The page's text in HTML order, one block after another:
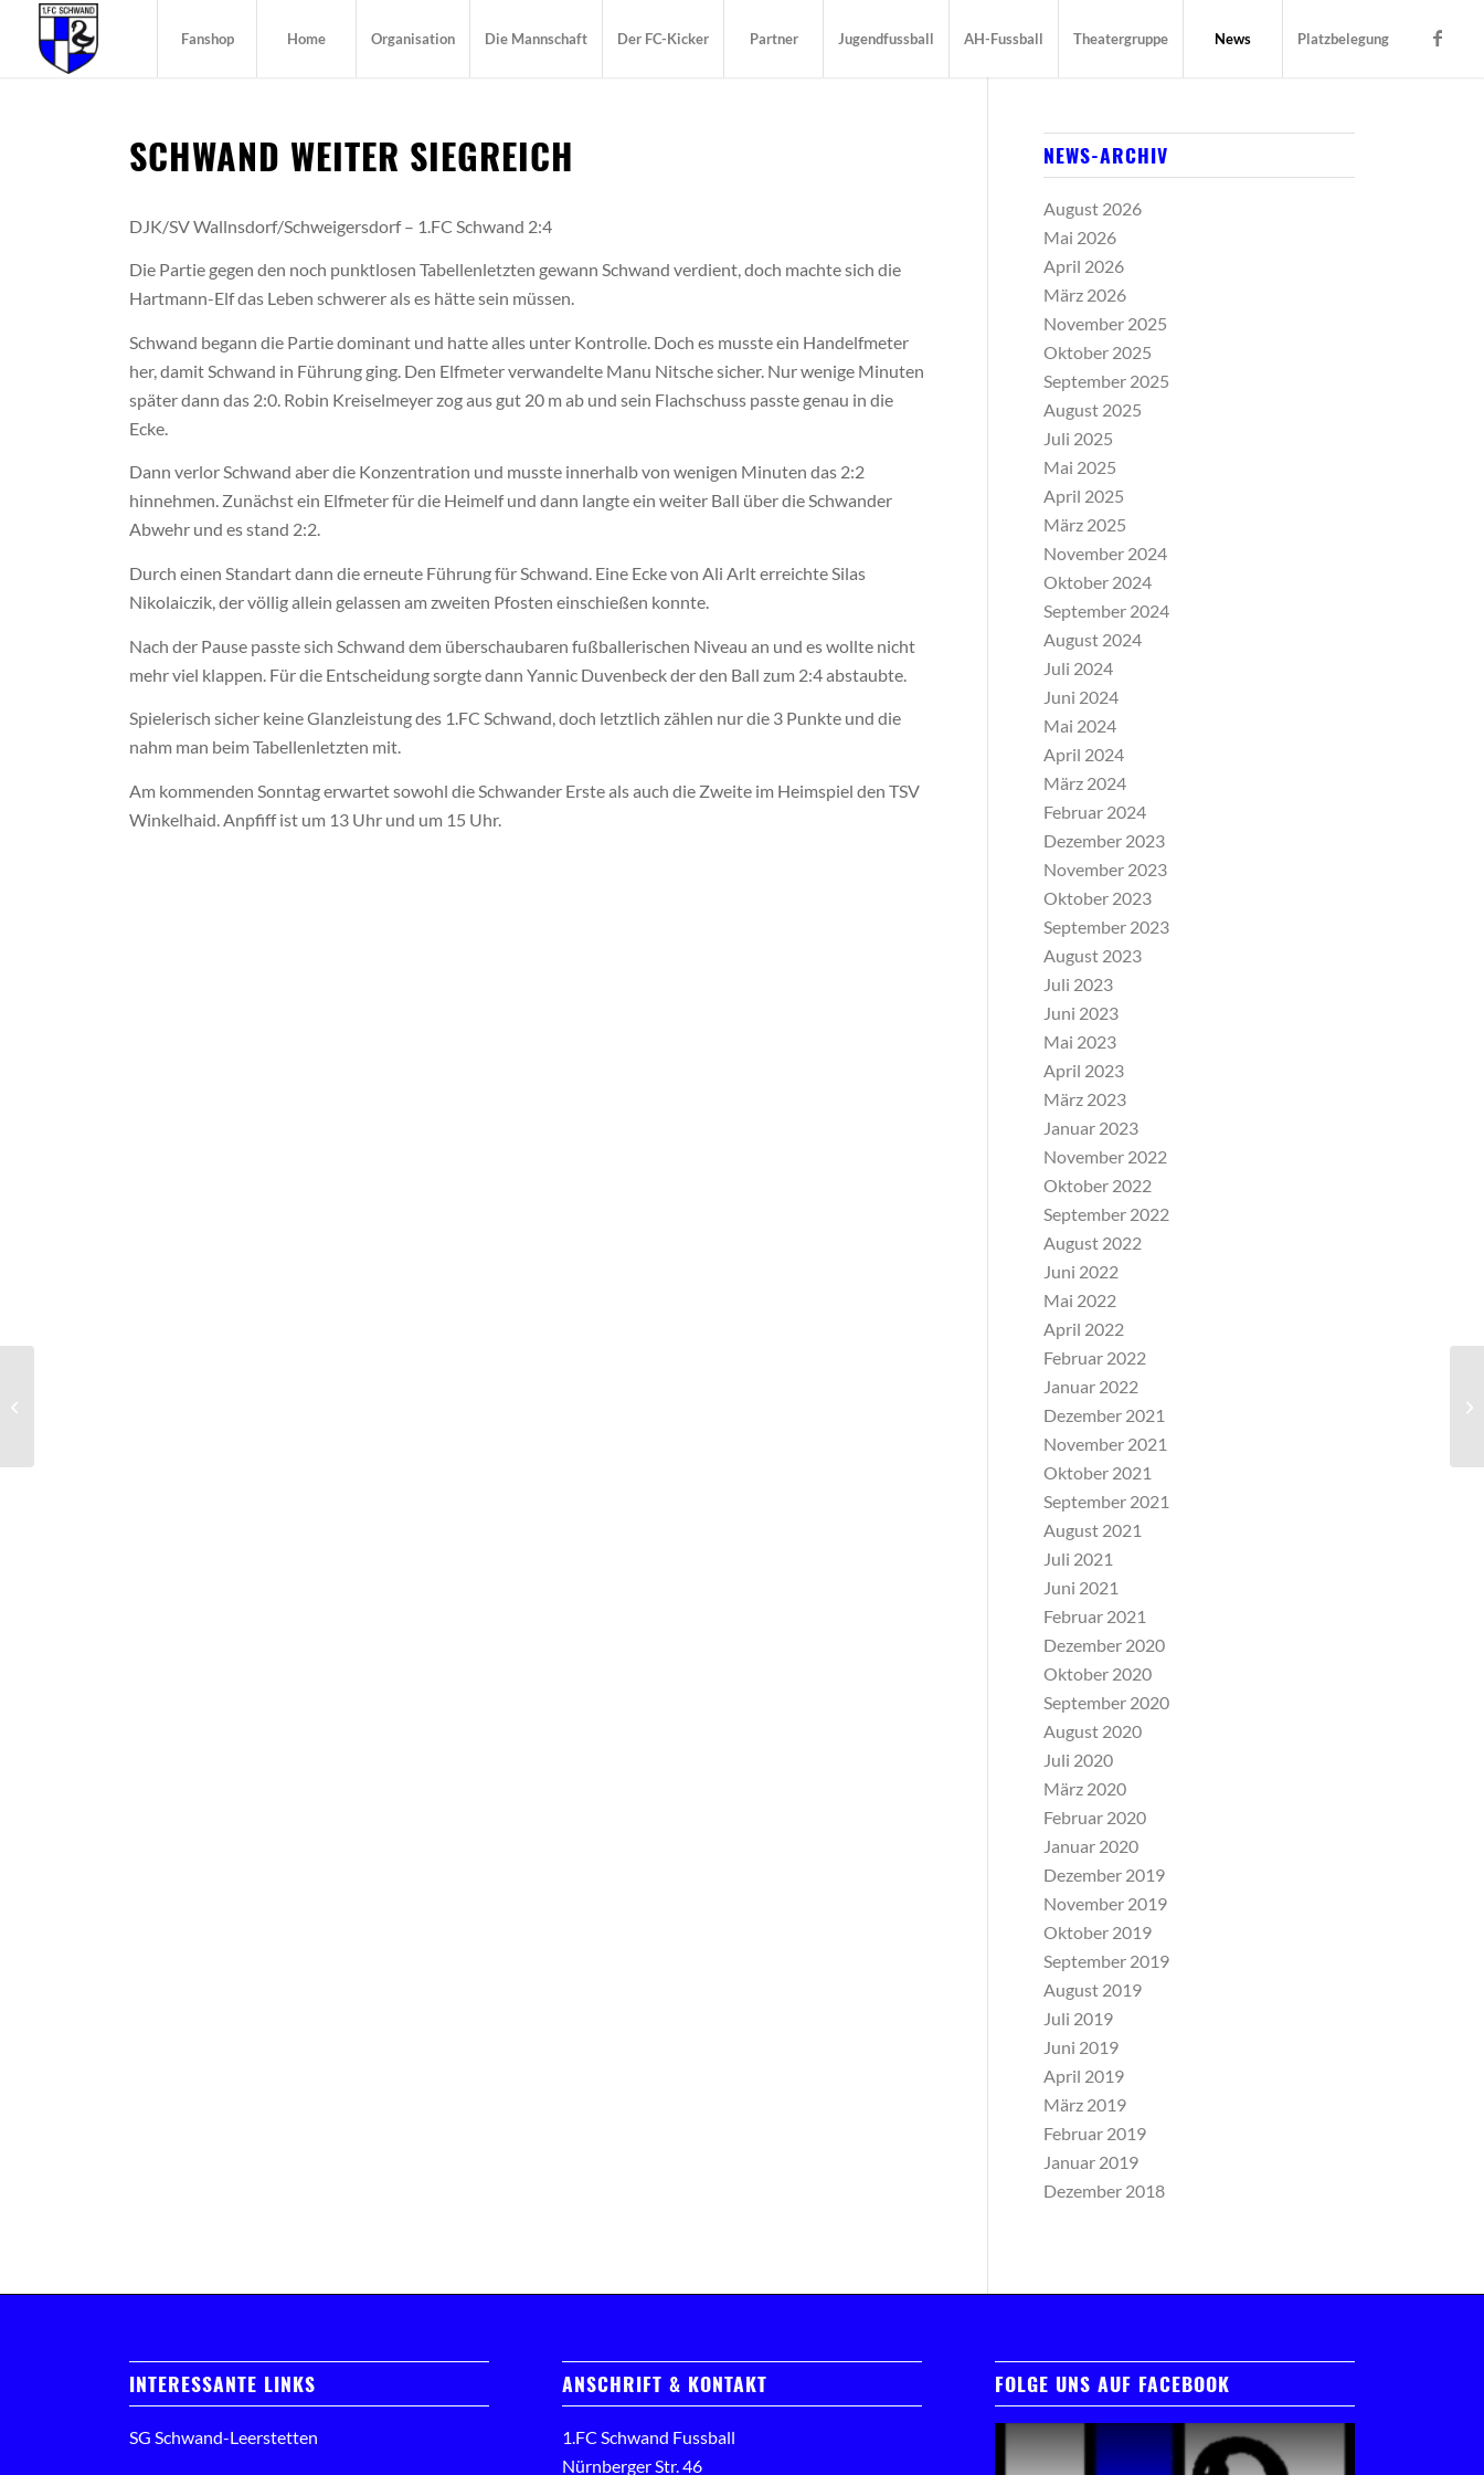
Fanshop Home Organisation Die Mannschaft Der FC-Kicker Partner Jugendfussball AH-Fussball Theatergruppe News Platzbelegung
SCHWAND WEITER SIEGREICH
DJK/SV Wallnsdorf/Schweigersdorf – 1.FC Schwand 2:4
Die Partie gegen den noch punktlosen Tabellenletzten gewann Schwand verdient, doch machte sich die
Hartmann-Elf das Leben schwerer als es hätte sein müssen.
Schwand begann die Partie dominant und hatte alles unter Kontrolle. Doch es musste ein Handelfmeter
her, damit Schwand in Führung ging. Den Elfmeter verwandelte Manu Nitsche sicher. Nur wenige Minuten
später dann das 2:0. Robin Kreiselmeyer zog aus gut 20 m ab und sein Flachschuss passte genau in die
Ecke.
Dann verlor Schwand aber die Konzentration und musste innerhalb von wenigen Minuten das 2:2
hinnehmen. Zunächst ein Elfmeter für die Heimelf und dann langte ein weiter Ball über die Schwander
Abwehr und es stand 2:2.
Durch einen Standart dann die erneute Führung für Schwand. Eine Ecke von Ali Arlt erreichte Silas
Nikolaiczik, der völlig allein gelassen am zweiten Pfosten einschießen konnte.
Nach der Pause passte sich Schwand dem überschaubaren fußballerischen Niveau an und es wollte nicht
mehr viel klappen. Für die Entscheidung sorgte dann Yannic Duvenbeck der den Ball zum 2:4 abstaubte.
Spielerisch sicher keine Glanzleistung des 1.FC Schwand, doch letztlich zählen nur die 3 Punkte und die
nahm man beim Tabellenletzten mit.
Am kommenden Sonntag erwartet sowohl die Schwander Erste als auch die Zweite im Heimspiel den TSV
Winkelhaid. Anpfiff ist um 13 Uhr und um 15 Uhr.
NEWS-ARCHIV
August 2026
Mai 2026
April 2026
März 2026
November 2025
Oktober 2025
September 2025
August 2025
Juli 2025
Mai 2025
April 2025
März 2025
November 2024
Oktober 2024
September 2024
August 2024
Juli 2024
Juni 2024
Mai 2024
April 2024
März 2024
Februar 2024
Dezember 2023
November 2023
Oktober 2023
September 2023
August 2023
Juli 2023
Juni 2023
Mai 2023
April 2023
März 2023
Januar 2023
November 2022
Oktober 2022
September 2022
August 2022
Juni 2022
Mai 2022
April 2022
Februar 2022
Januar 2022
Dezember 2021
November 2021
Oktober 2021
September 2021
August 2021
Juli 2021
Juni 2021
Februar 2021
Dezember 2020
Oktober 2020
September 2020
August 2020
Juli 2020
März 2020
Februar 2020
Januar 2020
Dezember 2019
November 2019
Oktober 2019
September 2019
August 2019
Juli 2019
Juni 2019
April 2019
März 2019
Februar 2019
Januar 2019
Dezember 2018
INTERESSANTE LINKS
SG Schwand-Leerstetten
ANSCHRIFT & KONTAKT
1.FC Schwand Fussball
Nürnberger Str. 46
FOLGE UNS AUF FACEBOOK
5